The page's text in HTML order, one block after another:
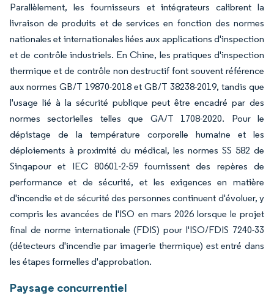
Parallèlement, les fournisseurs et intégrateurs calibrent la
livraison de produits et de services en fonction des normes
nationales et internationales liées aux applications d'inspection
et de contrôle industriels. En Chine, les pratiques d'inspection
thermique et de contrôle non destructif font souvent référence
aux normes GB/T 19870-2018 et GB/T 38238-2019, tandis que
l'usage lié à la sécurité publique peut être encadré par des
normes sectorielles telles que GA/T 1708-2020. Pour le
dépistage de la température corporelle humaine et les
déploiements à proximité du médical, les normes SS 582 de
Singapour et IEC 80601-2-59 fournissent des repères de
performance et de sécurité, et les exigences en matière
d'incendie et de sécurité des personnes continuent d'évoluer, y
compris les avancées de l'ISO en mars 2026 lorsque le projet
final de norme internationale (FDIS) pour l'ISO/FDIS 7240-33
(détecteurs d'incendie par imagerie thermique) est entré dans
les étapes formelles d'approbation.
Paysage concurrentiel